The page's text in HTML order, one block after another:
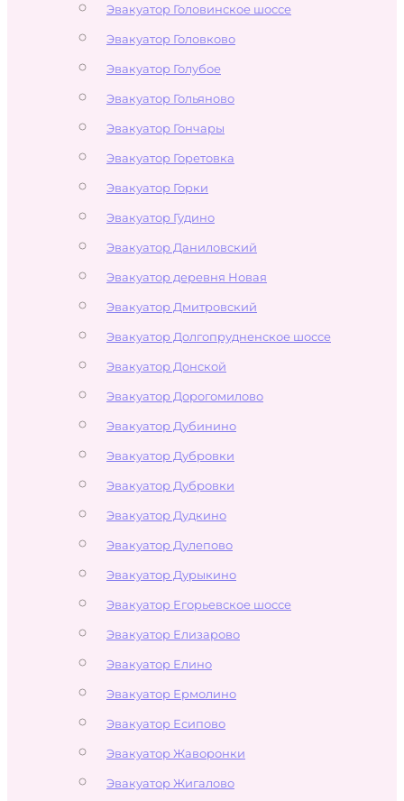
Эвакуатор Головинское шоссе
Эвакуатор Головково
Эвакуатор Голубое
Эвакуатор Гольяново
Эвакуатор Гончары
Эвакуатор Горетовка
Эвакуатор Горки
Эвакуатор Гудино
Эвакуатор Даниловский
Эвакуатор деревня Новая
Эвакуатор Дмитровский
Эвакуатор Долгопрудненское шоссе
Эвакуатор Донской
Эвакуатор Дорогомилово
Эвакуатор Дубинино
Эвакуатор Дубровки
Эвакуатор Дубровки
Эвакуатор Дудкино
Эвакуатор Дулепово
Эвакуатор Дурыкино
Эвакуатор Егорьевское шоссе
Эвакуатор Елизарово
Эвакуатор Елино
Эвакуатор Ермолино
Эвакуатор Есипово
Эвакуатор Жаворонки
Эвакуатор Жигалово